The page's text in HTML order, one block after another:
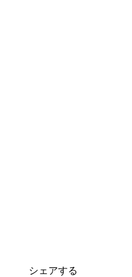
シェアする